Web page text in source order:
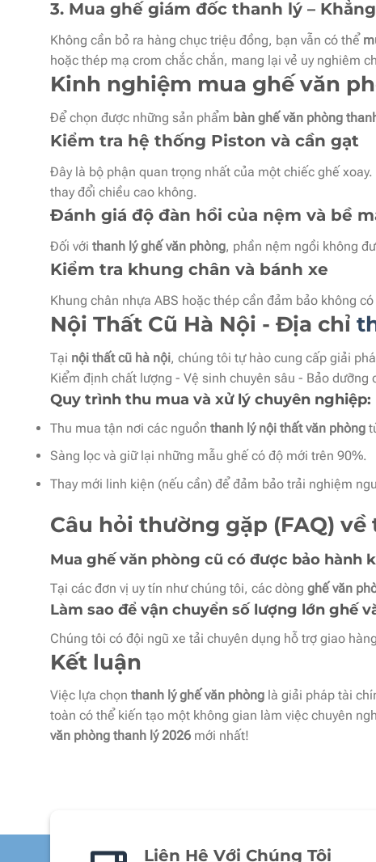
3. Mua ghế giám đốc thanh lý –
Không cần bỏ ra hàng chục triệu đồng, bạn vẫn có thể
hoặc thép mạ crom chắc chắn, mang lại vẻ uy nghiêm
Kinh nghiệm mua ghế văn
Để chọn được những sản phẩm bàn ghế văn phòng
Kiểm tra hệ thống Piston và cần gạt
Đây là bộ phận quan trọng nhất của một chiếc ghế
thay đổi chiều cao không.
Đánh giá độ đàn hồi của nệm và bề
Đối với thanh lý ghế văn phòng, phần nệm ngồi không
Kiểm tra khung chân và bánh xe
Khung chân nhựa ABS hoặc thép cần đảm bảo không
Nội Thất Cũ Hà Nội - Địa chỉ
Tại nội thất cũ hà nội, chúng tôi tự hào cung cấp giải
Kiểm định chất lượng - Vệ sinh chuyên sâu - Bảo dưỡng
Quy trình thu mua và xử lý chuyên nghiệp:
Thu mua tận nơi các nguồn thanh lý nội thất văn phòng
Sàng lọc và giữ lại những mẫu ghế có độ mới trên 90%.
Thay mới linh kiện (nếu cần) để đảm bảo trải nghiệm
Câu hỏi thường gặp (FAQ)
Mua ghế văn phòng cũ có được bảo hành
Tại các đơn vị uy tín như chúng tôi, các dòng ghế văn
Làm sao để vận chuyển số lượng lớn ghế
Chúng tôi có đội ngũ xe tải chuyên dụng hỗ trợ giao
Kết luận
Việc lựa chọn thanh lý ghế văn phòng là giải pháp tài
toàn có thể kiến tạo một không gian làm việc chuyên
văn phòng thanh lý 2026 mới nhất!
Liên Hệ Với Chúng Tôi